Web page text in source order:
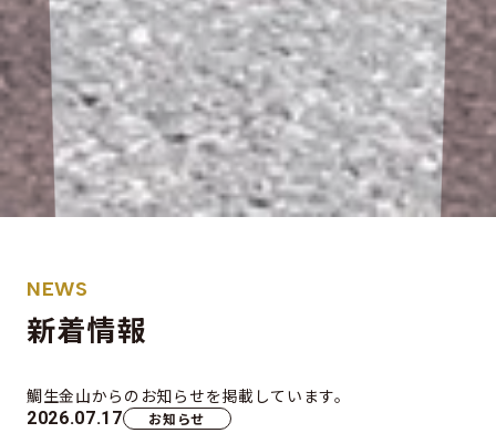
NEWS
新着情報
鯛生金山からの お知らせを掲載しています。
2026.07.17 お知らせ